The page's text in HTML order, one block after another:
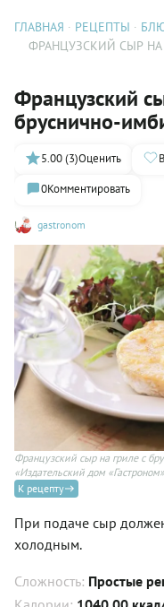
ГЛАВНАЯ РЕЦЕПТЫ
ФРАНЦУЗСКИЙ СЫР
Французский
бруснично-
gastronom
5.00 (3)Оценить
0Комментировать
Французский сыр на гриле с
«Издательский дом
К рецепту
При подаче сыр
холодным.
Сложность: Простые